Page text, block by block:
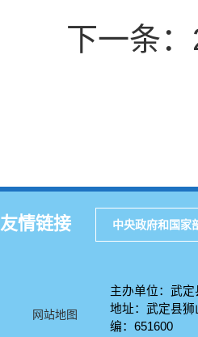
下一条：
友情链接 中央政府和国家
网站地图
主办单位：武
地址：武定县
编：651600